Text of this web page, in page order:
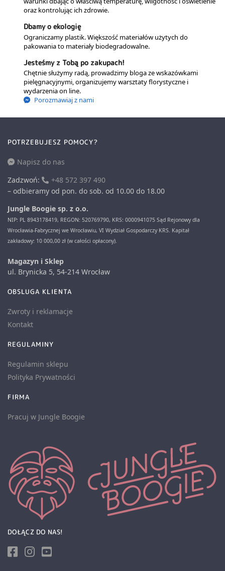
oraz kontrolując ich zdrowie.
Dbamy o ekologię
Ograniczamy plastik. Większość materiałów użytych do
pakowania to materiały biodegradowalne.
Jesteśmy z Tobą po zakupach!
Chętnie służymy radą, prowadzimy bloga ze wskazówkami
pielęgnacyjnymi, organizujemy warsztaty florystyczne i
wydarzenia on line.
Porozmawiaj z nami
POTRZEBUJESZ POMOCY?
Napisz do nas
Zadzwoń:
+48 572 397 490
– odbieramy od pon. do sob. od 10.00 do 18.00
Jungle Boogie sp. z o.o.
NIP: PL 8943178419, REGON: 520769790, KRS: 0000941075 Sąd Rejonowy dla
Wrocławia-Fabrycznej we Wrocławiu, VI Wydział Gospodarczy KRS. Kapitał
zakładowy: 10 000,00 zł (w całości opłacony).
Magazyn i Sklep
ul. Brynicka 5, 54-214 Wrocław
OBSLUGA KLIENTA
Zwroty i reklamacje
Kontakt
REGULAMINY
Regulamin sklepu
Polityka Prywatności
FIRMA
Pracuj w Jungle Boogie
DOŁĄCZ DO NAS!